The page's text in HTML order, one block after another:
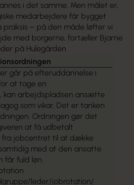
i det samme. Men målet er,
medarbejdere får bygget
praksis – på den måde løfter vi
med borgerne, fortæller Bjarne
på Hulegården.
går på efteruddannelse i
at tage en
kan arbejdspladsen ansætte
som vikar. Det er tanken
Ordningen gør det
at få udbetalt
fra jobcentret til at dække
med at den ansatte
får fuld løn.
leder/jobrotation/